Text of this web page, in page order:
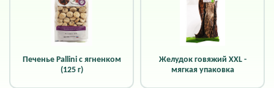
Печенье Pallini с ягненком
(125 г)
Желудок говяжий XXL -
мягкая упаковка